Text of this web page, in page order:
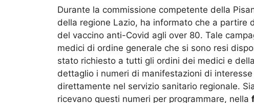
Durante la commissione competente della
della regione Lazio, ha informato che a partire
del vaccino anti-Covid agli over 80. Tale
medici di ordine generale che si sono resi
stato richiesto a tutti gli ordini dei medici e
dettaglio i numeri di manifestazioni di
direttamente nel servizio sanitario regionale.
ricevano questi numeri per programmare, nella